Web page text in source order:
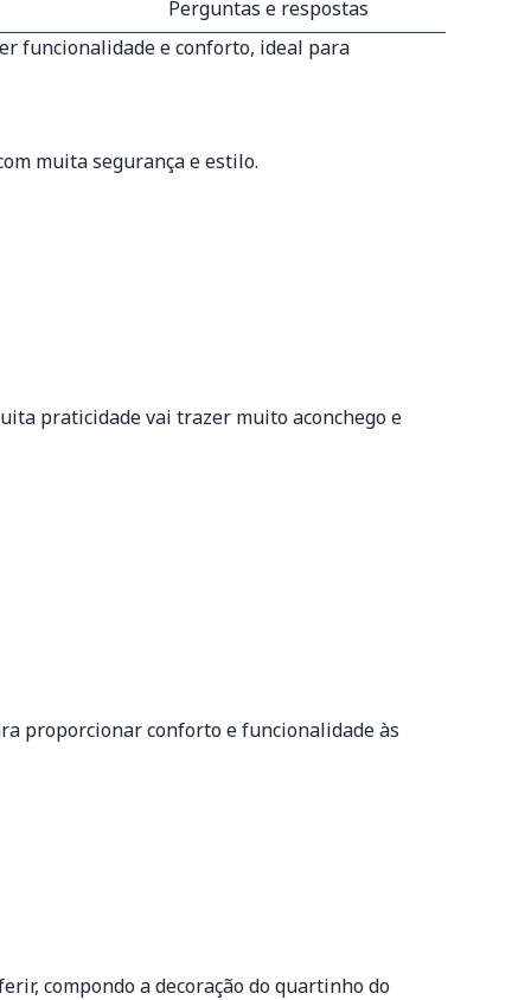
Perguntas e respostas
funcionalidade e conforto, ideal para
muita segurança e estilo.
praticidade vai trazer muito aconchego e
proporcionar conforto e funcionalidade às
compondo a decoração do quartinho do